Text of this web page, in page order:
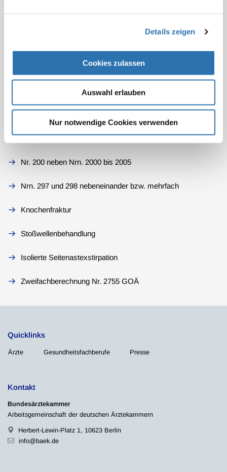
Details zeigen
Cookies zulassen
Auswahl erlauben
Nur notwendige Cookies verwenden
Druckverteilungsmessung
Stoßwellentherapie
Nr. 200 neben Nrn. 2000 bis 2005
Nrn. 297 und 298 nebeneinander bzw. mehrfach
Knochenfraktur
Stoßwellenbehandlung
Isolierte Seitenastexstirpation
Zweifachberechnung Nr. 2755 GOÄ
Quicklinks
Ärzte Gesundheitsfachberufe Presse
Kontakt
Bundesärztekammer
Arbeitsgemeinschaft der deutschen Ärztekammern
Herbert-Lewin-Platz 1, 10623 Berlin
info@baek.de